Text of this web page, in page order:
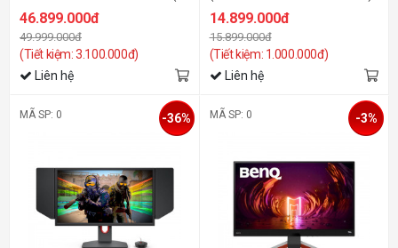
46.899.000đ
49.999.000đ
(Tiết kiệm: 3.100.000đ)
Liên hệ
14.899.000đ
15.899.000đ
(Tiết kiệm: 1.000.000đ)
Liên hệ
MÃ SP: 0 -36% MÃ SP: 0 -3%